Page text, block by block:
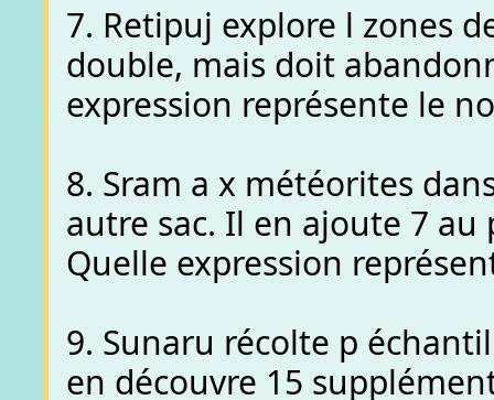
7. Retipuj explore l zones
double, mais doit
expression représente le
8. Sram a x météorites
autre sac. Il en ajoute 7 au
Quelle expression
9. Sunaru récolte p
en découvre 15